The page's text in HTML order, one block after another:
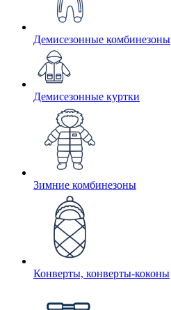
Демисезонные комбинезоны
Демисезонные куртки
Зимние комбинезоны
Конверты, конверты-коконы